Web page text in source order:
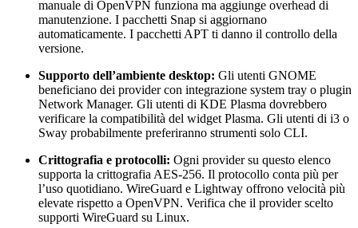
manuale di OpenVPN funziona ma aggiunge overhead di
manutenzione. I pacchetti Snap si aggiornano
automaticamente. I pacchetti APT ti danno il controllo della
versione.
Supporto dell’ambiente desktop: Gli utenti GNOME
beneficiano dei provider con integrazione system tray o plugin
Network Manager. Gli utenti di KDE Plasma dovrebbero
verificare la compatibilità del widget Plasma. Gli utenti di i3 o
Sway probabilmente preferiranno strumenti solo CLI.
Crittografia e protocolli: Ogni provider su questo elenco
supporta la crittografia AES-256. Il protocollo conta più per
l’uso quotidiano. WireGuard e Lightway offrono velocità più
elevate rispetto a OpenVPN. Verifica che il provider scelto
supporti WireGuard su Linux.